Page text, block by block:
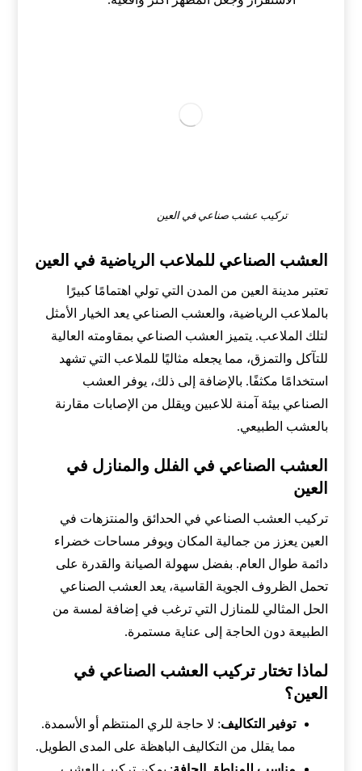
تركيب عشب صناعي في العين
العشب الصناعي للملاعب الرياضية في العين
تعتبر مدينة العين من المدن التي تولي اهتمامًا كبيرًا
بالملاعب الرياضية، والعشب الصناعي يعد الخيار الأمثل
لتلك الملاعب. يتميز العشب الصناعي بمقاومته العالية
للتآكل والتمزق، مما يجعله مثاليًا للملاعب التي تشهد
استخدامًا مكثفًا. بالإضافة إلى ذلك، يوفر العشب
الصناعي بيئة آمنة للاعبين ويقلل من الإصابات مقارنة
بالعشب الطبيعي.
العشب الصناعي في الفلل والمنازل في
العين
تركيب العشب الصناعي في الحدائق والمنتزهات في
العين يعزز من جمالية المكان ويوفر مساحات خضراء
دائمة طوال العام. بفضل سهولة الصيانة والقدرة على
تحمل الظروف الجوية القاسية، يعد العشب الصناعي
الحل المثالي للمنازل التي ترغب في إضافة لمسة من
الطبيعة دون الحاجة إلى عناية مستمرة.
لماذا تختار تركيب العشب الصناعي في
العين؟
توفير التكاليف: لا حاجة للري المنتظم أو الأسمدة.
مما يقلل من التكاليف الباهظة على المدى الطويل.